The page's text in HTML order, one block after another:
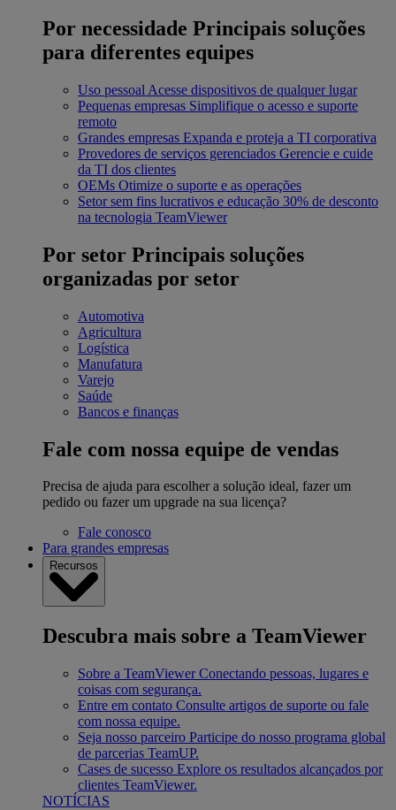
Por necessidade Principais soluções
para diferentes equipes
Uso pessoal Acesse dispositivos de qualquer lugar
Pequenas empresas Simplifique o acesso e suporte
remoto
Grandes empresas Expanda e proteja a TI corporativa
Provedores de serviços gerenciados Gerencie e cuide
da TI dos clientes
OEMs Otimize o suporte e as operações
Setor sem fins lucrativos e educação 30% de desconto
na tecnologia TeamViewer
Por setor Principais soluções
organizadas por setor
Automotiva
Agricultura
Logística
Manufatura
Varejo
Saúde
Bancos e finanças
Fale com nossa equipe de vendas
Precisa de ajuda para escolher a solução ideal, fazer um
pedido ou fazer um upgrade na sua licença?
Fale conosco
Para grandes empresas
Recursos
Descubra mais sobre a TeamViewer
Sobre a TeamViewer Conectando pessoas, lugares e
coisas com segurança.
Entre em contato Consulte artigos de suporte ou fale
com nossa equipe.
Seja nosso parceiro Participe do nosso programa global
de parcerias TeamUP.
Cases de sucesso Explore os resultados alcançados por
clientes TeamViewer.
NOTÍCIAS